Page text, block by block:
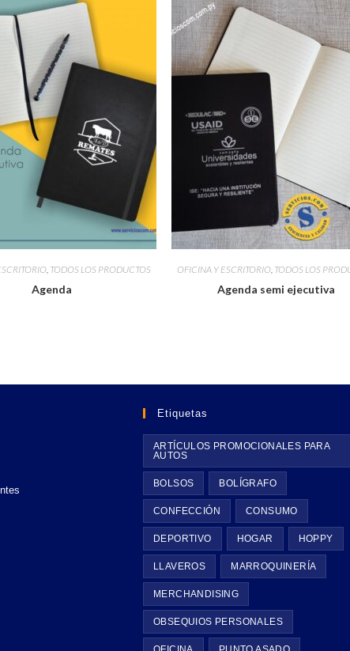
, TODOS LOS PRODUCTOS
Agenda
OFICINA Y ESCRITORIO, TODOS LOS
Agenda semi ejecutiva
Etiquetas
ARTÍCULOS PROMOCIONALES PARA
AUTOS
BOLSOS BOLÍGRAFO
CONFECCIÓN CONSUMO
DEPORTIVO HOGAR HOPPY
LLAVEROS MARROQUINERÍA
MERCHANDISING
OBSEQUIOS PERSONALES